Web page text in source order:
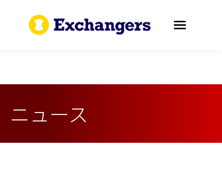
ニュース